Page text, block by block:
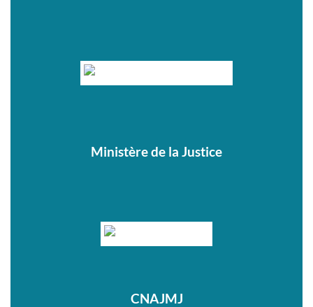
Ministère de la Justice
CNAJMJ